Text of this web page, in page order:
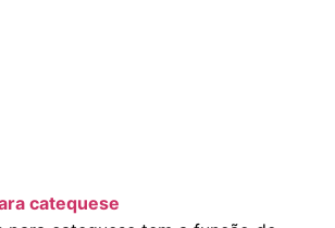
catequese